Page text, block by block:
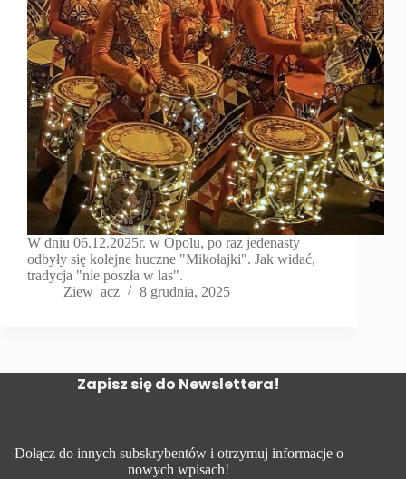
W dniu 06.12.2025r. w Opolu, po raz jedenasty
odbyły się kolejne huczne "Mikołajki". Jak widać,
tradycja "nie poszła w las".
Ziew_acz
8 grudnia, 2025
Zapisz się do Newslettera!
Dołącz do innych subskrybentów i otrzymuj informacje o
nowych wpisach!